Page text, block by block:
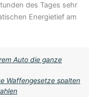
des Tages sehr
Energietief am
Auto die ganze
Waffengesetze spalten